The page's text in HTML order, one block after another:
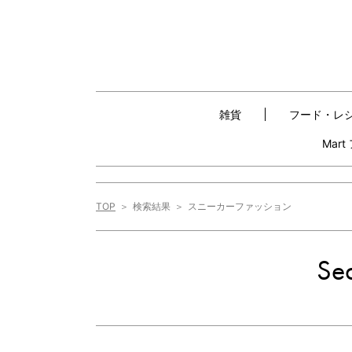
雑貨 フード・レ
Mart
TOP 検索結果 スニーカーファッション